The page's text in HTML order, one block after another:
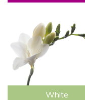
White